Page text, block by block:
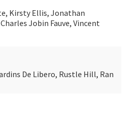
Kirsty Ellis, Jonathan
Jobin Fauve, Vincent
De Libero, Rustle Hill, Ran